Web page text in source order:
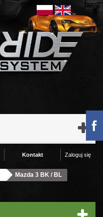
Zaloguj się
Kontakt
Mazda 3 BK / BL